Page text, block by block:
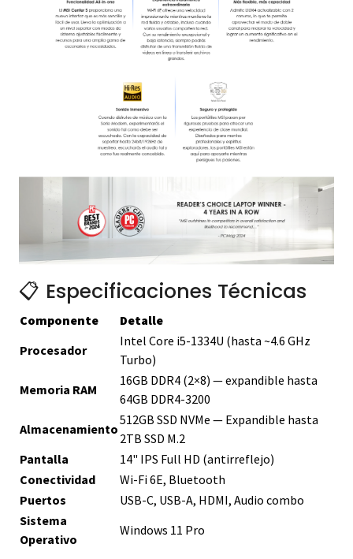
📋 Especificaciones Técnicas
Componente
Detalle
Procesador
Intel Core i5-1334U (hasta ~4.6 GHz
Turbo)
Memoria RAM
16GB DDR4 (2×8) — expandible hasta
64GB DDR4-3200
Almacenamiento
512GB SSD NVMe — Expandible hasta
2TB SSD M.2
Pantalla
14" IPS Full HD (antirreflejo)
Conectividad
Wi-Fi 6E, Bluetooth
Puertos
USB-C, USB-A, HDMI, Audio combo
Sistema
Operativo
Windows 11 Pro